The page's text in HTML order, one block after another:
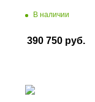
В наличии
390 750 руб.